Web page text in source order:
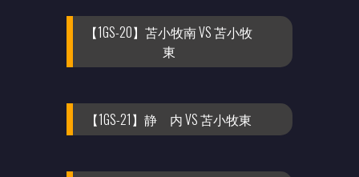
【1GS-20】苫小牧南 VS 苫小牧
東
【1GS-21】静 内 VS 苫小牧東